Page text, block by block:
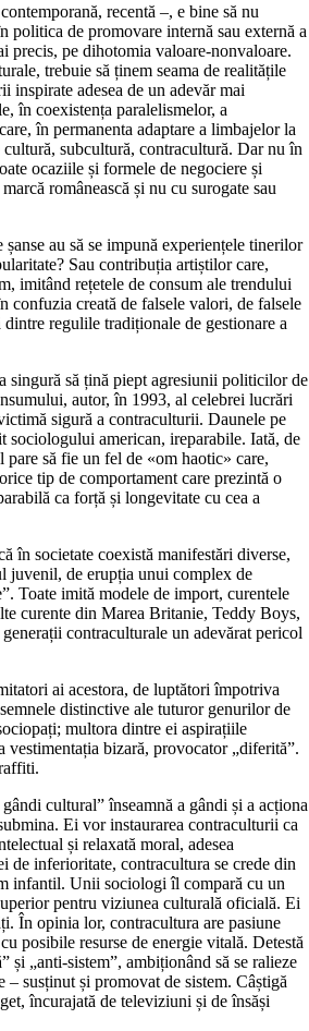
recentă –, e bine să nu
de promovare internă sau externă a
precis, pe dihotomia valoare-nonvaloare.
trebuie să ținem seama de realitățile
inspirate adesea de un adevăr mai
în coexistența paralelismelor, a
în permanenta adaptare a limbajelor la
subcultură, contracultură. Dar nu în
ocaziile și formele de negociere și
românească și nu cu surogate sau
au să se impună experiențele tinerilor
Sau contribuția artiștilor care,
imitând rețetele de consum ale trendului
confuzia creată de falsele valori, de falsele
regulile tradiționale de gestionare a
singură să țină piept agresiunii politicilor de
autor, în 1993, al celebrei lucrări
sigură a contraculturii. Daunele pe
american, ireparabile. Iată, de
să fie un fel de «om haotic» care,
tip de comportament care prezintă o
ca forță și longevitate cu cea a
în societate coexistă manifestări diverse,
juvenil, de erupția unui complex de
Toate imită modele de import, curentele
curente din Marea Britanie, Teddy Boys,
contraculturale un adevărat pericol
ai acestora, de luptători împotriva
distinctive ale tuturor genurilor de
multora dintre ei aspirațiile
bizară, provocator „diferită”.
cultural” înseamnă a gândi și a acționa
Ei vor instaurarea contraculturii ca
și relaxată moral, adesea
de inferioritate, contracultura se crede din
infantil. Unii sociologi îl compară cu un
pentru viziunea culturală oficială. Ei
În opinia lor, contracultura are pasiune
posibile resurse de energie vitală. Detestă
„anti-sistem”, ambiționând să se ralieze
– susținut și promovat de sistem. Câștigă
încurajată de televiziuni și de însăși